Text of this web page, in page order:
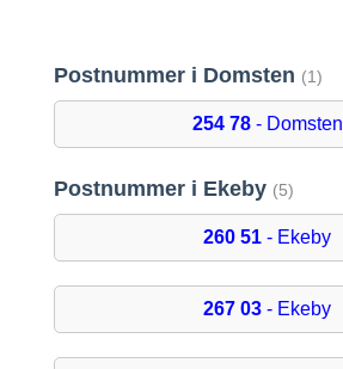
Postnummer i Domsten (1)
254 78- Domsten
Postnummer i Ekeby (5)
260 51 - Ekeby
267 03 - Ekeby